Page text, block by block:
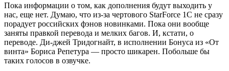
Пока информации о том, как дополнения будут выходить у
нас, еще нет. Думаю, что из-за чертового StarForce 1С не сразу
порадует российских фэнов новинками. Пока они вообще
заняты правкой перевода и мелких багов. И, кстати, о
переводе. Ди-джей Тридогнайт, в исполнении Бонуса из «От
винта» Бориса Репетура — просто шикарен. Побольше бы
таких голосов в озвучке.